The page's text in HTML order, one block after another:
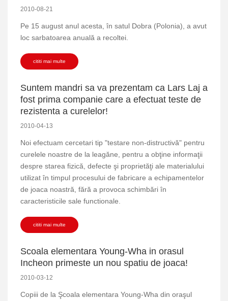
2010-08-21
Pe 15 august anul acesta, în satul Dobra (Polonia), a avut
loc sarbatoarea anuală a recoltei.
cititi mai multe
Suntem mandri sa va prezentam ca Lars Laj a
fost prima companie care a efectuat teste de
rezistenta a curelelor!
2010-04-13
Noi efectuam cercetari tip "testare non-distructivă" pentru
curelele noastre de la leagăne, pentru a obţine informaţii
despre starea fizică, defecte şi proprietăţi ale materialului
utilizat în timpul procesului de fabricare a echipamentelor
de joaca noastră, fără a provoca schimbări în
caracteristicile sale functionale.
cititi mai multe
Scoala elementara Young-Wha in orasul
Incheon primeste un nou spatiu de joaca!
2010-03-12
Copiii de la Şcoala elementara Young-Wha din oraşul